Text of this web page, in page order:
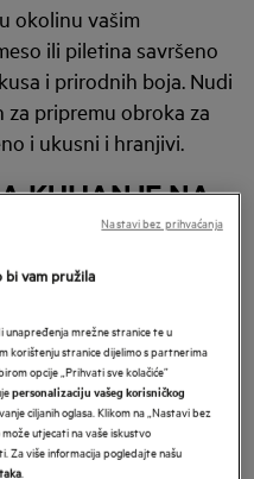
okolinu vašim
ili piletina savršeno
i prirodnih boja. Nudi
pripremu obroka za
i ukusni i hranjivi.
KUHANJE NA
obavija parom,
ravnomjerno kuhanje
svestrani uređaj
od sočne pečene
štruce kruha.
opremljeni su
bi vam pružila
mrežne stranice te u
korištenju stranice dijelimo s partnerima
opcije „Prihvati sve kolačiće”
personalizaciju vašeg korisničkog
ciljanih oglasa. Klikom na „Nastavi bez
utjecati na vaše iskustvo
Za više informacija pogledajte našu
.
Nastavi bez prihvaćanja